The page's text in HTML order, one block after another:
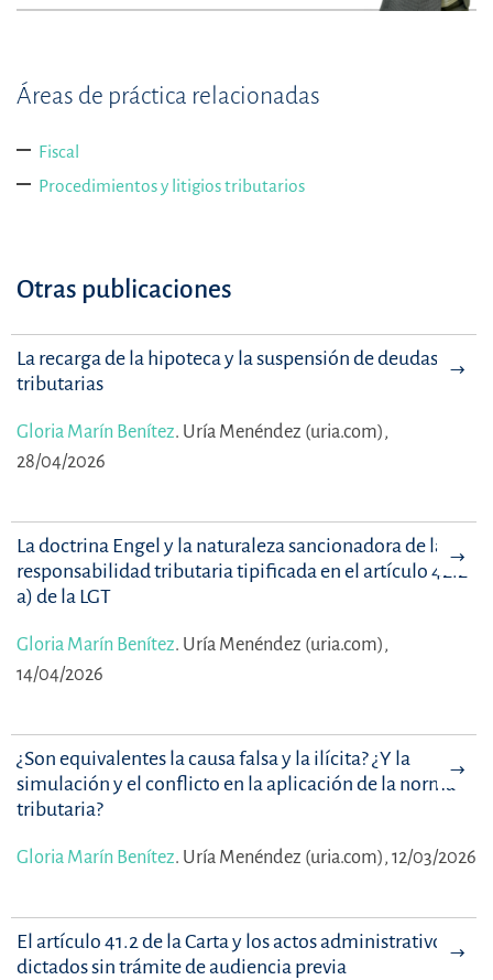
Áreas de práctica relacionadas
Fiscal
Procedimientos y litigios tributarios
Otras publicaciones
La recarga de la hipoteca y la suspensión de deudas
tributarias
Gloria Marín Benítez. Uría Menéndez (uria.com),
28/04/2026
La doctrina Engel y la naturaleza sancionadora de la
responsabilidad tributaria tipificada en el artículo 42.2
a) de la LGT
Gloria Marín Benítez. Uría Menéndez (uria.com),
14/04/2026
¿Son equivalentes la causa falsa y la ilícita? ¿Y la
simulación y el conflicto en la aplicación de la norma
tributaria?
Gloria Marín Benítez. Uría Menéndez (uria.com), 12/03/2026
El artículo 41.2 de la Carta y los actos administrativos
dictados sin trámite de audiencia previa